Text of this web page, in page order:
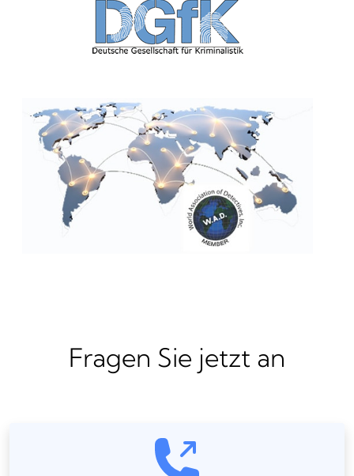
Fragen Sie jetzt an